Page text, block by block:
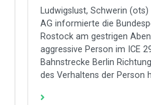
Ludwigslust, Schwerin
AG informierte die
Rostock am gestrigen
aggressive Person im ICE
Bahnstrecke Berlin
des Verhaltens der Person